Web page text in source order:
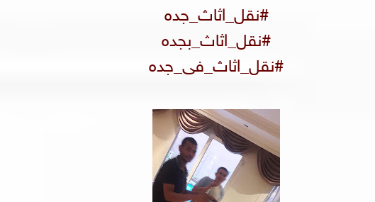
#نقل_اثاث_جده
#نقل_اثاث_بجده
#نقل_اثاث_فى_جده